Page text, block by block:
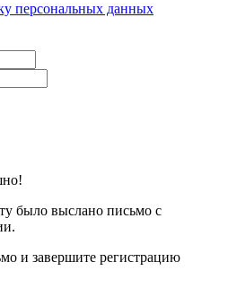
персональных данных
было выслано письмо с
и завершите регистрацию